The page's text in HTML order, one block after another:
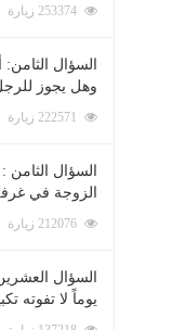
السؤال
وهل يجوز
السؤال
الزوجة في
السؤال
يوماً لا تفوته